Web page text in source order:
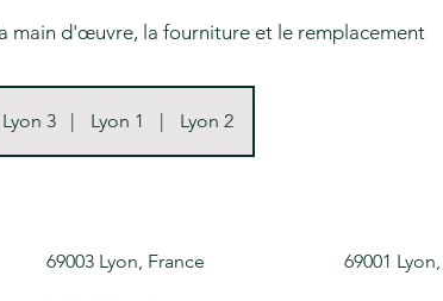
main d'œuvre, la fourniture et le remplacement
Lyon 3 | Lyon 1 | Lyon 2
69003 Lyon, France 69001